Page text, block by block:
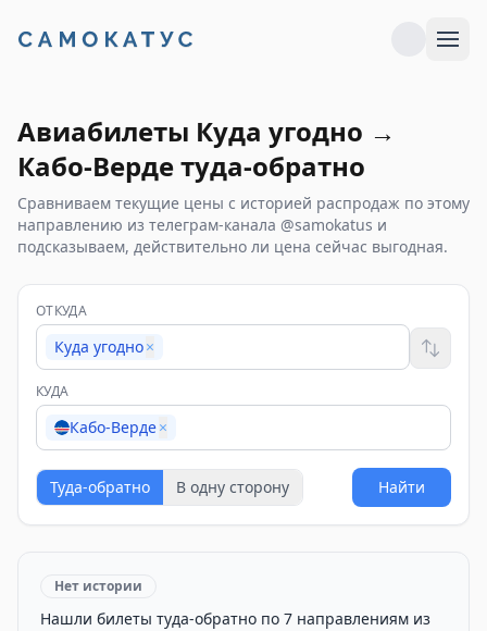
Авиабилеты Куда угодно →
Кабо-Вердетуда-обратно
Сравниваем текущие цены с историей распродаж по этому
направлению из телеграм-канала @samokatus и
подсказываем, действительно ли цена сейчас выгодная.
ОТКУДА
Куда угодно×
КУДА
Кабо-Верде×
Туда-обратно В одну сторону Найти
Нет истории
Нашли билеты туда-обратно по 7 направлениям из